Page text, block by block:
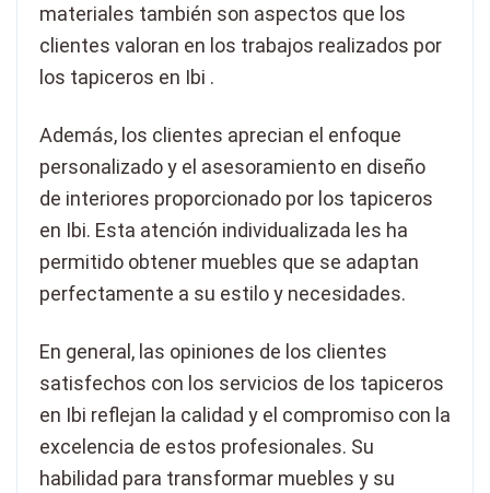
materiales también son aspectos que los
clientes valoran en los trabajos realizados por
los tapiceros en Ibi .
Además, los clientes aprecian el enfoque
personalizado y el asesoramiento en diseño
de interiores proporcionado por los tapiceros
en Ibi. Esta atención individualizada les ha
permitido obtener muebles que se adaptan
perfectamente a su estilo y necesidades.
En general, las opiniones de los clientes
satisfechos con los servicios de los tapiceros
en Ibi reflejan la calidad y el compromiso con la
excelencia de estos profesionales. Su
habilidad para transformar muebles y su